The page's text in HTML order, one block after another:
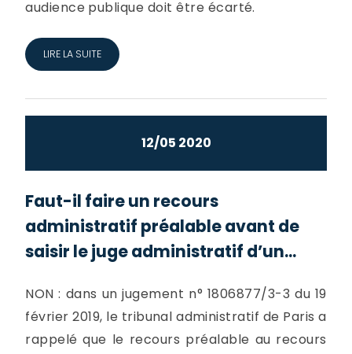
audience publique doit être écarté.
LIRE LA SUITE
12/05 2020
Faut-il faire un recours
administratif préalable avant de
saisir le juge administratif d’un...
NON : dans un jugement n° 1806877/3-3 du 19
février 2019, le tribunal administratif de Paris a
rappelé que le recours préalable au recours